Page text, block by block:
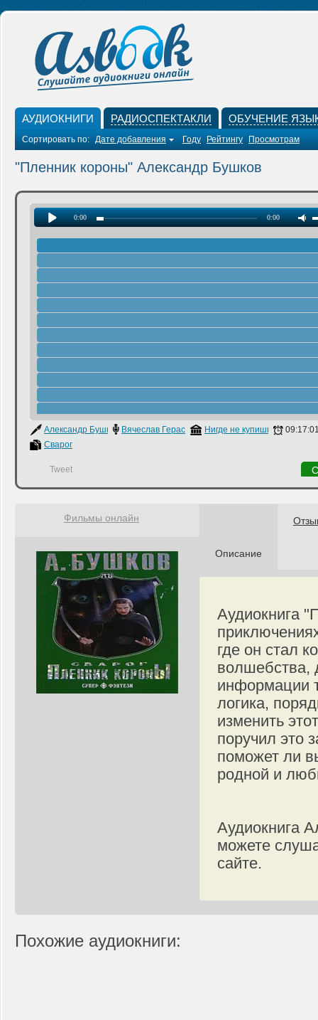
АУДИОКНИГИ РАДИОСПЕКТАКЛИ ОБУЧЕНИЕ
Сортировать по: Дате добавления Году Рейтингу Просмотрам
"Пленник короны" Александр Бушков
0:00 0:00
Александр Бушков Вячеслав Герасимов Нигде не купишь
Сварог
Tweet
Описание
Аудиокнига
где он стал
волшебства,
информации
логика,
изменить
поручил это
поможет ли
родной и
Аудиокнига
можете
сайте.
Фильмы онлайн
Похожие аудиокниги: